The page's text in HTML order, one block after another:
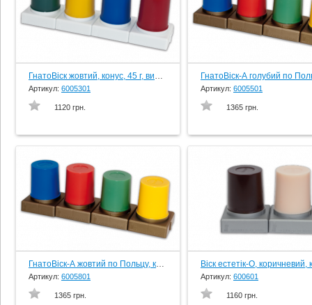
ГнатоВіск жовтий, конус, 45 г, вир-во Schuler-Dental, Germany
Артикул: 6005301
1120 грн.
Артикул: 6005501
1365 грн.
ГнатоВіск-А жовтий по Польцу, конус, 45 г, вир-во Schuler-Dental, Germany
Артикул: 6005801
1365 грн.
Артикул: 600601
1160 грн.